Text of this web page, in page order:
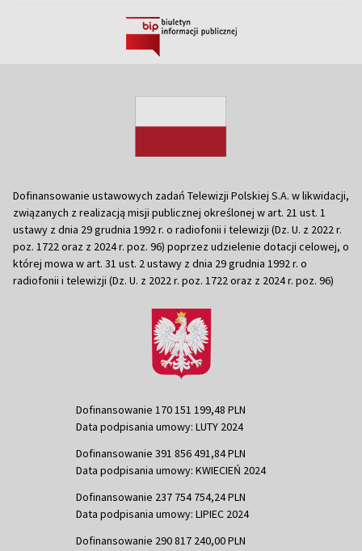
Dofinansowanie ustawowych zadań Telewizji Polskiej S.A. w likwidacji,
związanych z realizacją misji publicznej określonej w art. 21 ust. 1
ustawy z dnia 29 grudnia 1992 r. o radiofonii i telewizji (Dz. U. z 2022 r.
poz. 1722 oraz z 2024 r. poz. 96) poprzez udzielenie dotacji celowej, o
której mowa w art. 31 ust. 2 ustawy z dnia 29 grudnia 1992 r. o
radiofonii i telewizji (Dz. U. z 2022 r. poz. 1722 oraz z 2024 r. poz. 96)
Dofinansowanie 170 151 199,48 PLN
Data podpisania umowy: LUTY 2024
Dofinansowanie 391 856 491,84 PLN
Data podpisania umowy: KWIECIEŃ 2024
Dofinansowanie 237 754 754,24 PLN
Data podpisania umowy: LIPIEC 2024
Dofinansowanie 290 817 240,00 PLN